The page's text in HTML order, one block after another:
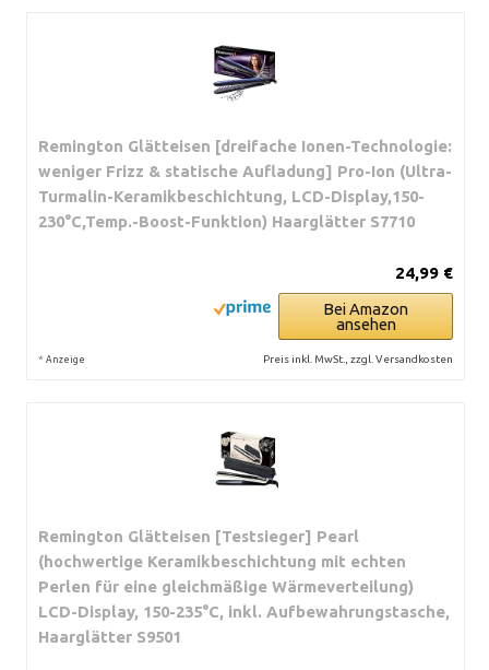
Remington Glätteisen [dreifache Ionen-Technologie:
weniger Frizz & statische Aufladung] Pro-Ion (Ultra-
Turmalin-Keramikbeschichtung, LCD-Display,150-
230°C,Temp.-Boost-Funktion) Haarglätter S7710
24,99 €
Bei Amazon
ansehen
* Anzeige Preis inkl. MwSt., zzgl. Versandkosten
Remington Glätteisen [Testsieger] Pearl
(hochwertige Keramikbeschichtung mit echten
Perlen für eine gleichmäßige Wärmeverteilung)
LCD-Display, 150-235°C, inkl. Aufbewahrungstasche,
Haarglätter S9501